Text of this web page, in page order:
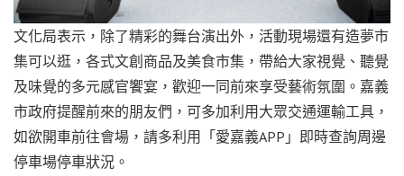
文化局表示，除了精彩的舞台演出外，活動現場還有造夢市
集可以逛，各式文創商品及美食市集，帶給大家視覺、聽覺
及味覺的多元感官饗宴，歡迎一同前來享受藝術氛圍。嘉義
市政府提醒前來的朋友們，可多加利用大眾交通運輸工具，
如欲開車前往會場，請多利用「愛嘉義APP」即時查詢周邊
停車場停車狀況。